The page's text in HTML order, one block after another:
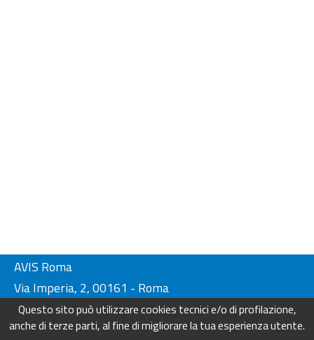
Questo sito può utilizzare cookies tecnici e/o di profilazione,
anche di terze parti, al fine di migliorare la tua esperienza utente.
AVIS Roma
Via Imperia, 2, 00161 - Roma
Tel. 06-44230134/ 4404249
Fax. 06-44230136